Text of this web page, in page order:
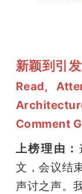
新颖到引
Read,
Comment
上榜理由：
文，会议结
声讨之声。